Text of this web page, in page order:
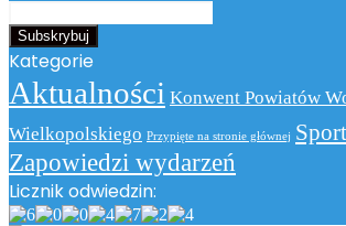
swój
adres
email
Kategorie
Aktualności Konwent Powiatów
Wielkopolskiego Przypięte na stronie głównej Sport
Zapowiedzi wydarzeń
Licznik odwiedzin: